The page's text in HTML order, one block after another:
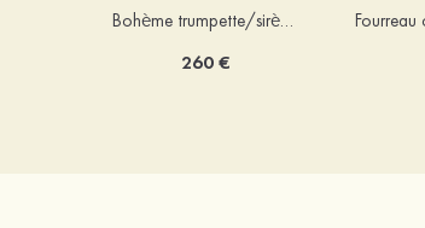
Bohème trumpette/sirène col en v dentelle traîne balayage robe de mariée
260 €